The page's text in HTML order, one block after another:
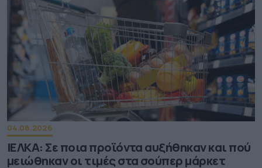
04.08.2026
ΙΕΛΚΑ: Σε ποια προϊόντα αυξήθηκαν και πού
μειώθηκαν οι τιμές στα σούπερ μάρκετ